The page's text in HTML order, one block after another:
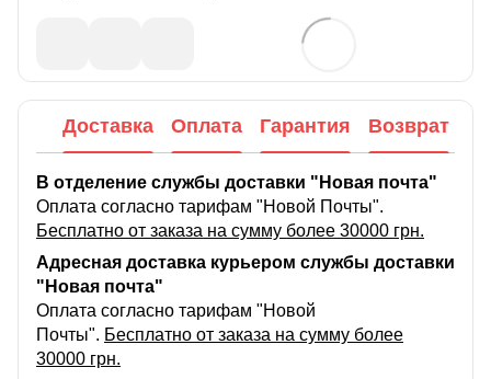
Доставка Оплата Гарантия Возврат
В отделение службы доставки "Новая почта"
Оплата согласно тарифам "Новой Почты".
Бесплатно от заказа на сумму более 30000 грн.
Адресная доставка курьером службы доставки
"Новая почта"
Оплата согласно тарифам "Новой
Почты". Бесплатно от заказа на сумму более
30000 грн.